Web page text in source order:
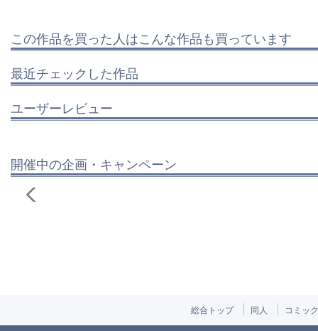
この作品を買った人はこんな作品も買っています
最近チェックした作品
ユーザーレビュー
開催中の企画・キャンペーン
総合トップ 同人 コミッ